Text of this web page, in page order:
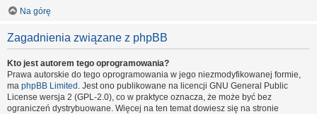
Na górę
Zagadnienia związane z phpBB
Kto jest autorem tego oprogramowania?
Prawa autorskie do tego oprogramowania w jego niezmodyfikowanej formie,
ma phpBB Limited . Jest ono publikowane na licencji GNU General Public
License wersja 2 (GPL-2.0), co w praktyce oznacza, że może być bez
ograniczeń dystrybuowane. Więcej na ten temat dowiesz się na stronie